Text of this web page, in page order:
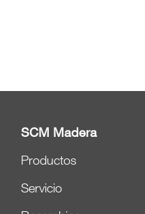
SCM Madera
Productos
Servicio